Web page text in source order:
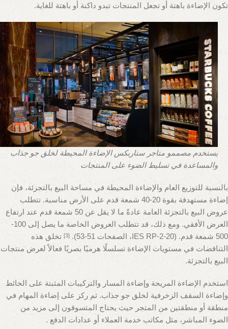
تكون الإضاءة باهتة أو تجعل المنتجات تبدو داكنة أو باهتة للغاية.
يستخدم مصممو متاجر ستاربكسالإضاءة المحيطة لخلق جو جذاب
والمساعدة في تسليط الضوء على المنتجات
بالنسبة للتوزيع العام والإضاءة المحيطة في مساحة البيع بالتجزئة، فإن
إضاءة مستهدفة بقوة 20-40 شمعة قدم على الأرض مناسبة. تتطلب
عروض البيع بالتجزئة العامة عادةً ما لا يقل عن 50 شمعة قدم عند ارتفاع
العرض الأفقي. ومع ذلك، قد تتطلب العروض الخاصة ما يصل إلى 100-
500 شمعة قدم. (IES RP-2-20، الصفحات 51-53).
[3]
تخلق هذه
التناقضات في مستويات الإضاءة تسلسلًا هرميًا بصريًا فعالاً لعرض منتجات
البيع بالتجزئة.
استخدم الإضاءة المريحة وإضاءة المسار والتركيبات المثبتة على الحائط
وإضاءة السقف الزخرفية لخلق جو جذاب. ثم ركز على إضاءة المهام في
منطقة أو منطقتين من المتجر حيث يحتاج المتسوقون إلى مزيد من
الضوء المباشر، مثل مكاتب خدمة العملاء أو عدادات الدفع .